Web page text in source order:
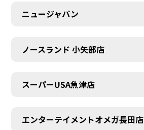
ニュージャパン
ノースランド 小矢部店
スーパーUSA魚津店
エンターテイメントオメガ長田店